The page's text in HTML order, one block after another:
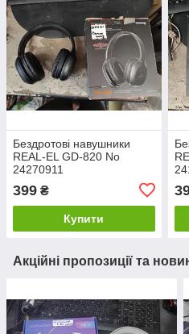
Бездротові навушники
REAL-EL GD-820 No
24270911
399 ₴
Купити
Акційні пропозиції та